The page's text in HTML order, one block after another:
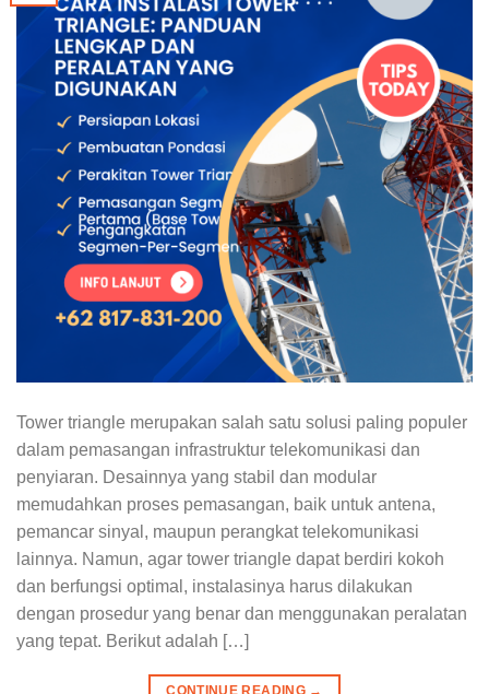
Tower triangle merupakan salah satu solusi paling populer
dalam pemasangan infrastruktur telekomunikasi dan
penyiaran. Desainnya yang stabil dan modular
memudahkan proses pemasangan, baik untuk antena,
pemancar sinyal, maupun perangkat telekomunikasi
lainnya. Namun, agar tower triangle dapat berdiri kokoh
dan berfungsi optimal, instalasinya harus dilakukan
dengan prosedur yang benar dan menggunakan peralatan
yang tepat. Berikut adalah […]